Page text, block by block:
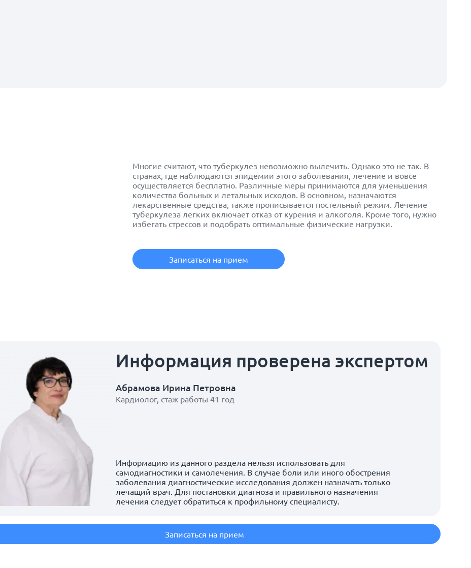
Многие считают, что туберкулез невозможно вылечить. Однако это не так. В
странах, где наблюдаются эпидемии этого заболевания, лечение и вовсе
осуществляется бесплатно. Различные меры принимаются для уменьшения
количества больных и летальных исходов. В основном, назначаются
лекарственные средства, также прописывается постельный режим. Лечение
туберкулеза легких включает отказ от курения и алкоголя. Кроме того, нужно
избегать стрессов и подобрать оптимальные физические нагрузки.
Записаться на прием
Информация проверена экспертом
Абрамова Ирина Петровна
Кардиолог, стаж работы 41 год
Информацию из данного раздела нельзя использовать для
самодиагностики и самолечения. В случае боли или иного обострения
заболевания диагностические исследования должен назначать только
лечащий врач. Для постановки диагноза и правильного назначения
лечения следует обратиться к профильному специалисту.
Записаться на прием